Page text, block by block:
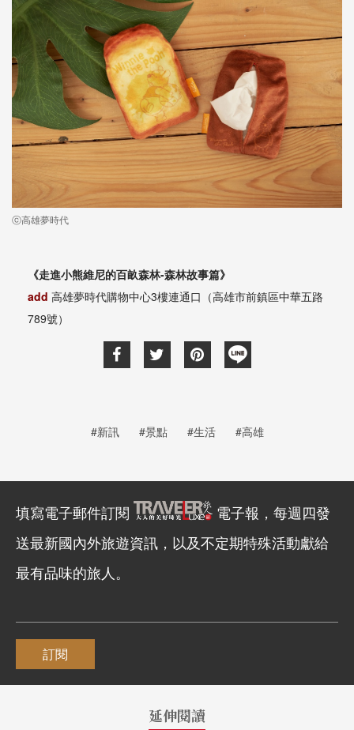
ⓒ高雄夢時代
《走進小熊維尼的百畝森林-森林故事篇》
add 高雄夢時代購物中心3樓連通口（高雄市前鎮區中華五路
789號）
#新訊 #景點 #生活 #高雄
填寫電子郵件訂閱
電子報，每週四發
送最新國內外旅遊資訊，以及不定期特殊活動獻給
最有品味的旅人。
訂閱
延伸閱讀